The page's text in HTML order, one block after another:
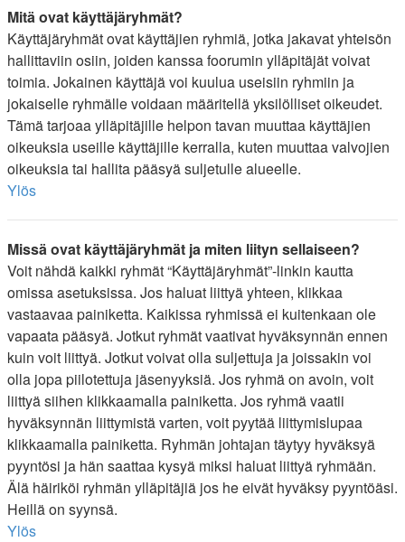
Mitä ovat käyttäjäryhmät?
Käyttäjäryhmät ovat käyttäjien ryhmiä, jotka jakavat yhteisön
hallittaviin osiin, joiden kanssa foorumin ylläpitäjät voivat
toimia. Jokainen käyttäjä voi kuulua useisiin ryhmiin ja
jokaiselle ryhmälle voidaan määritellä yksilölliset oikeudet.
Tämä tarjoaa ylläpitäjille helpon tavan muuttaa käyttäjien
oikeuksia useille käyttäjille kerralla, kuten muuttaa valvojien
oikeuksia tai hallita pääsyä suljetulle alueelle.
Ylös
Missä ovat käyttäjäryhmät ja miten liityn sellaiseen?
Voit nähdä kaikki ryhmät “Käyttäjäryhmät”-linkin kautta
omissa asetuksissa. Jos haluat liittyä yhteen, klikkaa
vastaavaa painiketta. Kaikissa ryhmissä ei kuitenkaan ole
vapaata pääsyä. Jotkut ryhmät vaativat hyväksynnän ennen
kuin voit liittyä. Jotkut voivat olla suljettuja ja joissakin voi
olla jopa piilotettuja jäsenyyksiä. Jos ryhmä on avoin, voit
liittyä siihen klikkaamalla painiketta. Jos ryhmä vaatii
hyväksynnän liittymistä varten, voit pyytää liittymislupaa
klikkaamalla painiketta. Ryhmän johtajan täytyy hyväksyä
pyyntösi ja hän saattaa kysyä miksi haluat liittyä ryhmään.
Älä häiriköi ryhmän ylläpitäjiä jos he eivät hyväksy pyyntöäsi.
Heillä on syynsä.
Ylös